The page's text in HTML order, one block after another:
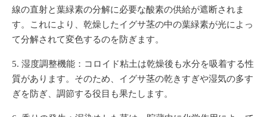
線の直射と葉緑素の分解に必要な酸素の供給が遮断されま
す。これにより、乾燥したイグサ茎の中の葉緑素が光によっ
て分解されて変色するのを防ぎます。
湿度調整機能 ：コロイド粘土は乾燥後も水分を吸着する性
質があります。そのため、イグサ茎の乾きすぎや湿気の多す
ぎを防ぎ、調節する役目も果たします。